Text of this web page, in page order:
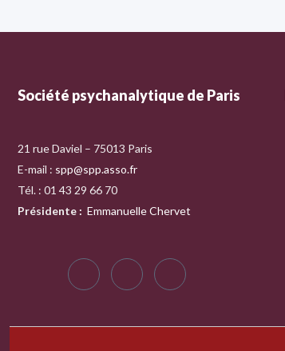
Société psychanalytique de Paris
21 rue Daviel – 75013 Paris
E-mail : spp@spp.asso.fr
Tél. : 01 43 29 66 70
Présidente : Emmanuelle Chervet